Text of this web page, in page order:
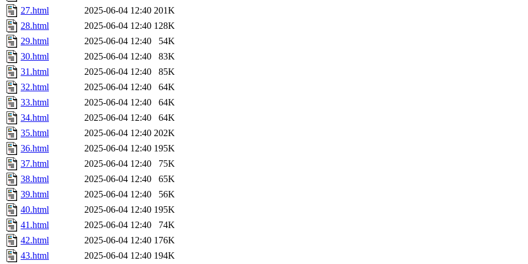
27.html
2025-06-04 12:40 201K
28.html
2025-06-04 12:40 128K
29.html
2025-06-04 12:40
54K
30.html
2025-06-04 12:40
83K
31.html
2025-06-04 12:40
85K
32.html
2025-06-04 12:40
64K
33.html
2025-06-04 12:40
64K
34.html
2025-06-04 12:40
64K
35.html
2025-06-04 12:40 202K
36.html
2025-06-04 12:40 195K
37.html
2025-06-04 12:40
75K
38.html
2025-06-04 12:40
65K
39.html
2025-06-04 12:40
56K
40.html
2025-06-04 12:40 195K
41.html
2025-06-04 12:40
74K
42.html
2025-06-04 12:40 176K
43.html
2025-06-04 12:40 194K